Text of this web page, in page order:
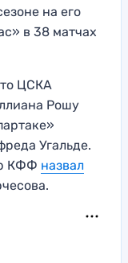
на его
в 38 матчах
ЦСКА
Рошу
Угальде.
КФФ назвал